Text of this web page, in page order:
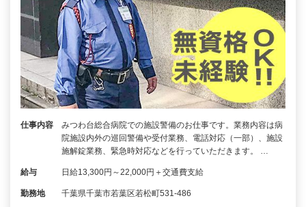
仕事内容
みつわ台総合病院での施設警備のお仕事です。業務内容は病
院施設内外の巡回警備や受付業務、電話対応（一部）、施設
施解錠業務、緊急時対応などを行っていただきます。 …
給与 日給13,300円～22,000円＋交通費支給
勤務地 千葉県千葉市若葉区若松町531-486